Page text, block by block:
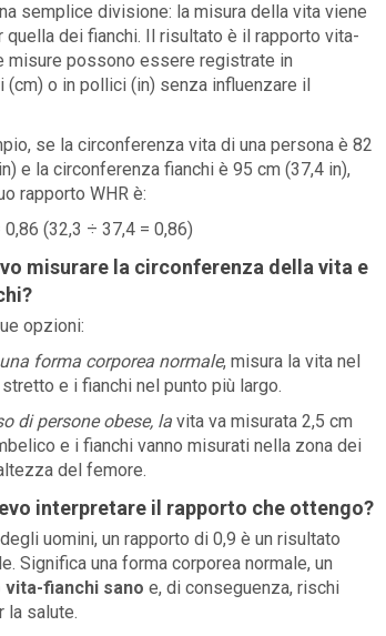
semplice divisione: la misura della vita viene
quella dei fianchi. Il risultato è il rapporto vita-
misure possono essere registrate in
(cm) o in pollici (in) senza influenzare il
se la circonferenza vita di una persona è 82
e la circonferenza fianchi è 95 cm (37,4 in),
rapporto WHR è:
(32,3 ÷ 37,4 = 0,86)
misurare la circonferenza della vita e
opzioni:
forma corporea normale, misura la vita nel
e i fianchi nel punto più largo.
di persone obese, la vita va misurata 2,5 cm
e i fianchi vanno misurati nella zona dei
del femore.
interpretare il rapporto che ottengo?
uomini, un rapporto di 0,9 è un risultato
Significa una forma corporea normale, un
fianchi sano e, di conseguenza, rischi
la salute.